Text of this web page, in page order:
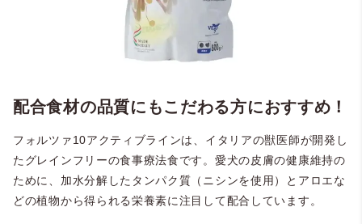
配合食材の品質にもこだわる方におすすめ！
フォルツァ10アクティブラインは、イタリアの獣医師が開発し
たグレインフリーの食事療法食です。愛犬の皮膚の健康維持の
ために、加水分解したタンパク質（ニシンを使用）とアロエな
どの植物から得られる栄養素に注目して配合しています。